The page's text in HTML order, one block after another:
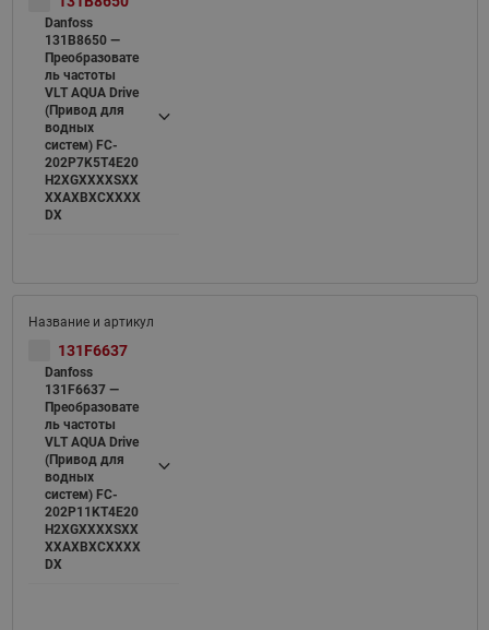
Danfoss
131B8650 —
Преобразовате
ль частоты
VLT AQUA Drive
(Привод для
водных
систем) FC-
202P7K5T4E20
H2XGXXXXSXX
XXAXBXCXXXX
DX
131F6637
Danfoss
131F6637 —
Преобразовате
ль частоты
VLT AQUA Drive
(Привод для
водных
систем) FC-
202P11KT4E20
H2XGXXXXSXX
XXAXBXCXXXX
DX